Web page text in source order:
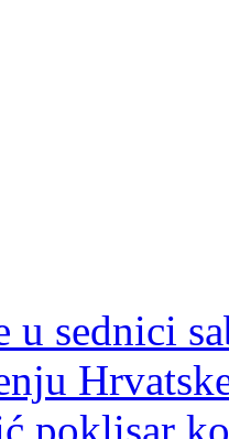
u sednici